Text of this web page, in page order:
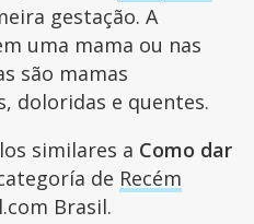
gestação. A
uma mama ou nas
são mamas
doloridas e quentes.
similares a Como dar
de Recém
Brasil.